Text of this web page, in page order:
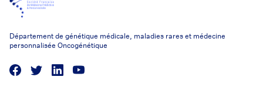
Département de génétique médicale, maladies rares et médecine
personnalisée Oncogénétique